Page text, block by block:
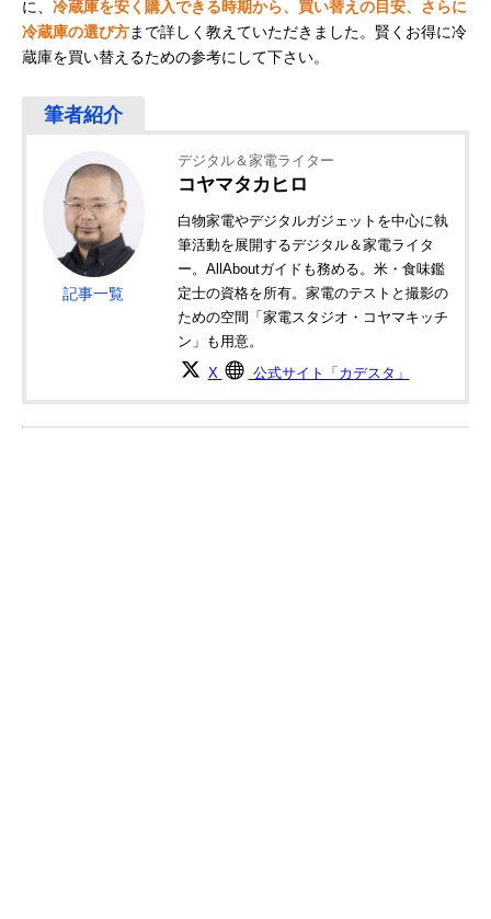
に、 冷蔵庫を安く購入できる時期から、買い替えの目安、さらに
冷蔵庫の選び方まで詳しく教えていただきました。賢くお得に冷
蔵庫を買い替えるための参考にして下さい。
記事一覧
デジタル＆家電ライター
コヤマタカヒロ
白物家電やデジタルガジェットを中心に執
筆活動を展開するデジタル＆家電ライタ
ー。AllAboutガイドも務める。米・食味鑑
定士の資格を所有。家電のテストと撮影の
ための空間「家電スタジオ・コヤマキッチ
ン」も用意。
X 公式サイト「カデスタ」